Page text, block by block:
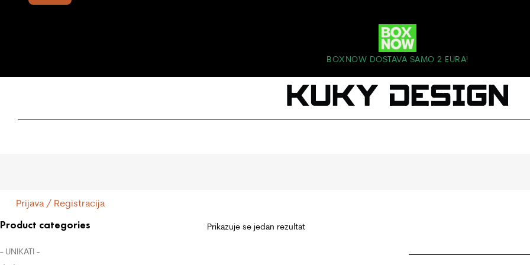
BOXNOW DOSTAVA SAMO 2 EURA!
Prijava / Registracija
Prikazuje se jedan rezultat
Product categories
- UNIKATI -